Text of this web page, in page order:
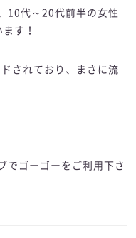
10代～20代前半の女性
す！
されており、まさに流
でゴーゴーをご利用下さ